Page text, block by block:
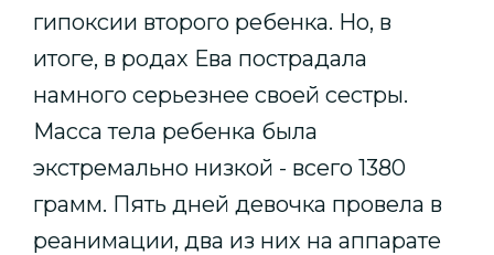
гипоксии второго ребенка. Но, в
итоге, в родах Ева пострадала
намного серьезнее своей сестры.
Масса тела ребенка была
экстремально низкой - всего 1380
грамм. Пять дней девочка провела в
реанимации, два из них на аппарате